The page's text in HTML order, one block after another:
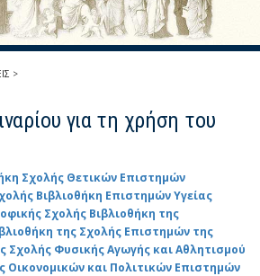
>
για τη χρήση του
Σχολής Θετικών Επιστημών
Βιβλιοθήκη Επιστημών Υγείας
Σχολής Βιβλιοθήκη της
της Σχολής Επιστημών της
Σχολής Φυσικής Αγωγής και Αθλητισμού
Οικονομικών και Πολιτικών Επιστημών